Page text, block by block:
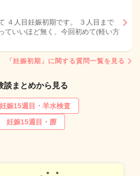
４人目妊娠初期です。 ３人目まで
ていいほど無く、今回初めて(軽い方
「妊娠初期」に関する質問一覧を見る
談まとめから見る
妊娠15週目・羊水検査
妊娠15週目・膣